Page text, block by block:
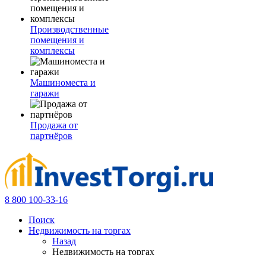
Производственные
помещения и
комплексы
Машиноместа и
гаражи
Продажа от
партнёров
8 800 100-33-16
Поиск
Недвижимость на торгах
Назад
Недвижимость на торгах